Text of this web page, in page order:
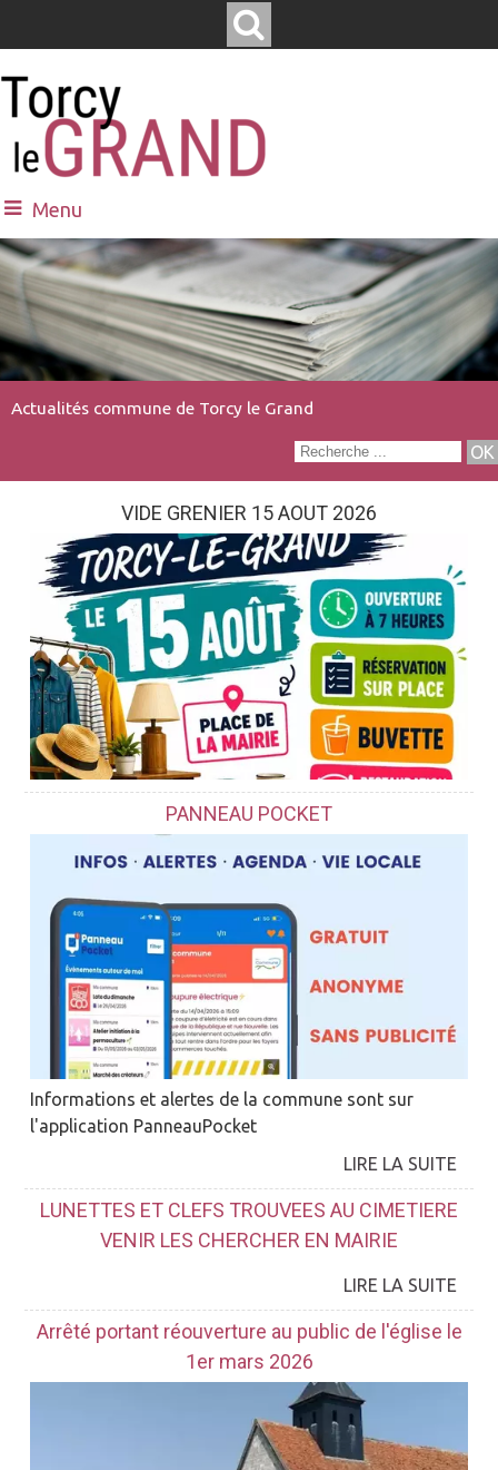
Menu
Actualités commune de Torcy le Grand
VIDE GRENIER 15 AOUT 2026
PANNEAU POCKET
Informations et alertes de la commune sont sur
l'application PanneauPocket
LUNETTES ET CLEFS TROUVEES AU CIMETIERE
VENIR LES CHERCHER EN MAIRIE
Arrêté portant réouverture au public de l'église le
1er mars 2026